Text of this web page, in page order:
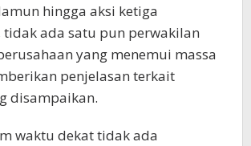
hingga aksi ketiga
tidak ada satu pun perwakilan
yang menemui massa
penjelasan terkait
disampaikan.
waktu dekat tidak ada